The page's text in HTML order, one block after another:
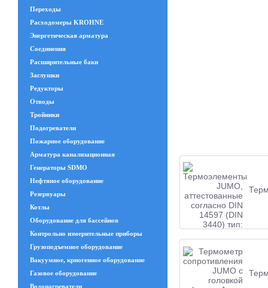
Переходы
Расходомеры KROHNE
Энергетическая арматура
Соединения
Расширительные баки
Заглушки
Редукторы
Отводы
Тройники
Подогреватели
Пожарное оборудование
Арматура канализационная
Генераторы SDMO
Нефтяное оборудование
Резервуары
Котлы
Оборудование для бассейнов
Контрольно измерительные приборы
Грузоподъемное оборудование
Вакуумное, криогенное оборудование
Газовое оборудование
Водонагреватели